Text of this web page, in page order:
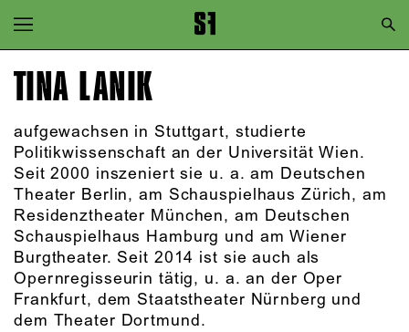
Zur Hauptnavigation springen
Zum Hauptinhalt springen
TINA LANIK
aufgewachsen in Stuttgart, studierte
Politikwissenschaft an der Universität Wien.
Seit 2000 inszeniert sie u. a. am Deutschen
Theater Berlin, am Schauspielhaus Zürich, am
Residenztheater München, am Deutschen
Schauspielhaus Hamburg und am Wiener
Burgtheater. Seit 2014 ist sie auch als
Opernregisseurin tätig, u. a. an der Oper
Frankfurt, dem Staatstheater Nürnberg und
dem Theater Dortmund.